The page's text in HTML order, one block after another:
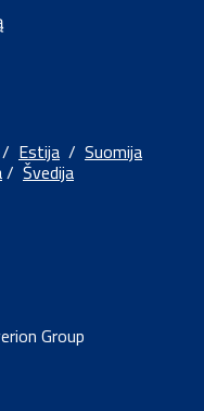
/ Estija / Suomija
/ Švedija
Group